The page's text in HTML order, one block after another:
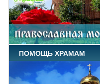
ПОМОЩЬ ХРАМАМ